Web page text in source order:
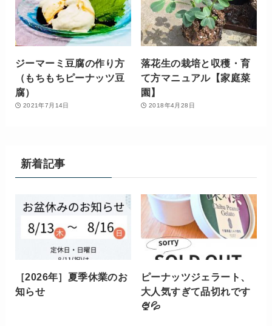
ジーマーミ豆腐の作り方
（もちもちピーナッツ豆
腐）
2021年7月14日
落花生の栽培と収穫・育
て方マニュアル【家庭菜
園】
2018年4月28日
新着記事
［2026年］夏季休業のお
知らせ
ピーナッツジェラート、
大人気すぎて品切れです
🍨💦